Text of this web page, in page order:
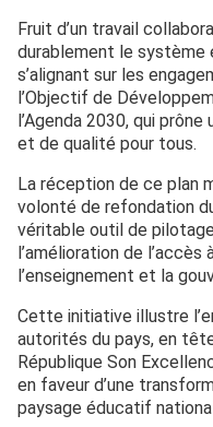
Fruit d’un travail
durablement le
s’alignant sur les
l’Objectif de
l’Agenda 2030, qui
et de qualité pour tous.
La réception de ce plan
volonté de refondation
véritable outil de
l’amélioration de l’accès
l’enseignement et la
Cette initiative illustre
autorités du pays, en
République Son
en faveur d’une
paysage éducatif